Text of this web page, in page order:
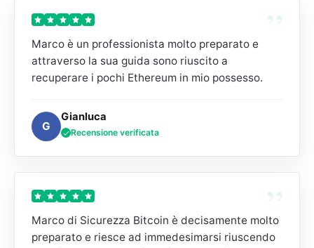
”
Marco è un professionista molto preparato e
attraverso la sua guida sono riuscito a
recuperare i pochi Ethereum in mio possesso.
G
Gianluca
Recensione verificata
”
Marco di Sicurezza Bitcoin è decisamente molto
preparato e riesce ad immedesimarsi riuscendo